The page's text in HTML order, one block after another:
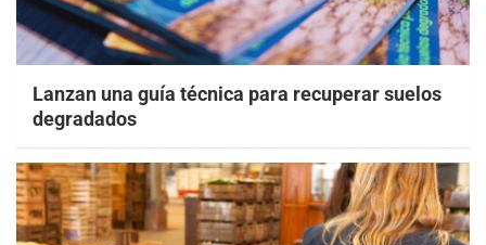
Lanzan una guía técnica para recuperar suelos
degradados